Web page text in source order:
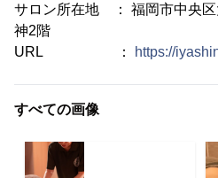
サロン所在地 ： 福岡市中央区
神2階
URL ：
https://
すべての画像